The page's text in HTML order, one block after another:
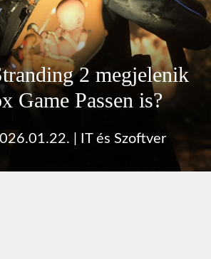
2 megjelenik
Game Passen is?
IT és Szoftver